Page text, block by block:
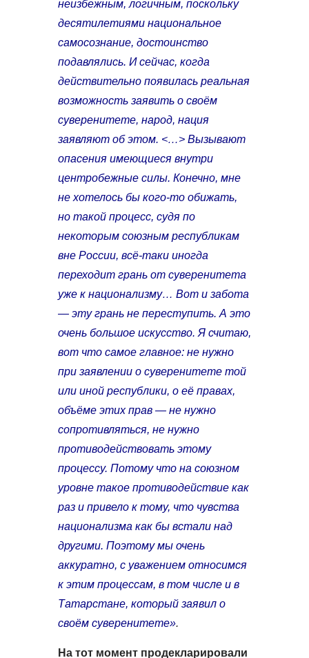
неизбежным, логичным, поскольку
десятилетиями национальное
самосознание, достоинство
подавлялись. И сейчас, когда
действительно появилась реальная
возможность заявить о своём
суверенитете, народ, нация
заявляют об этом. <…> Вызывают
опасения имеющиеся внутри
центробежные силы. Конечно, мне
не хотелось бы кого-то обижать,
но такой процесс, судя по
некоторым союзным республикам
вне России, всё-таки иногда
переходит грань от суверенитета
уже к национализму… Вот и забота
— эту грань не переступить. А это
очень большое искусство. Я считаю,
вот что самое главное: не нужно
при заявлении о суверенитете той
или иной республики, о её правах,
объёме этих прав — не нужно
сопротивляться, не нужно
противодействовать этому
процессу. Потому что на союзном
уровне такое противодействие как
раз и привело к тому, что чувства
национализма как бы встали над
другими. Поэтому мы очень
аккуратно, с уважением относимся
к этим процессам, в том числе и в
Татарстане, который заявил о
своём суверенитете».
На тот момент продекларировали